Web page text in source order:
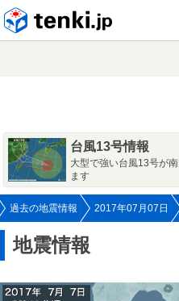
台風13号情報
大型で強い台風13号が
ます
過去の地震情報 2017年07月07日
地震情報